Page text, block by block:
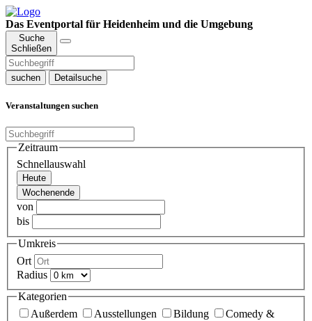
Das Eventportal für Heidenheim und die Umgebung
Suche
Schließen
suchen Detailsuche
Veranstaltungen suchen
Zeitraum
Schnellauswahl
Heute
Wochenende
von
bis
Umkreis
Ort
Radius
Kategorien
Außerdem
Ausstellungen Bildung
Comedy &